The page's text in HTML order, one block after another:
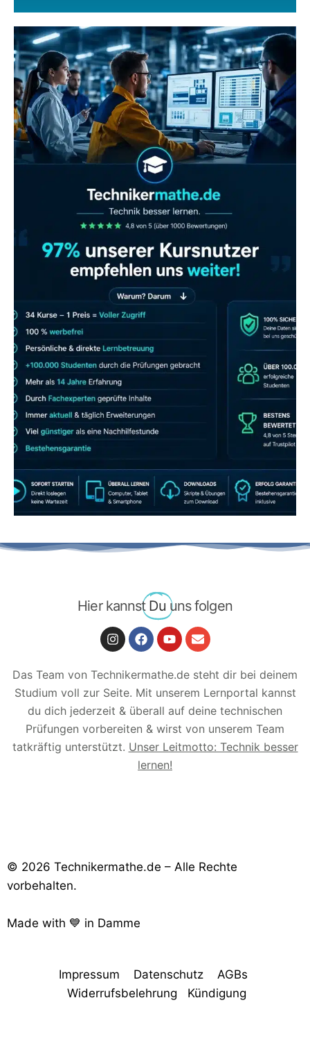
LERNEN
Hier kannst Du uns folgen
Das Team von Technikermathe.de steht dir bei deinem
Studium voll zur Seite. Mit unserem Lernportal kannst
du dich jederzeit & überall auf deine technischen
Prüfungen vorbereiten & wirst von unserem Team
tatkräftig unterstützt. Unser Leitmotto: Technik besser
lernen!
© 2026 Technikermathe.de – Alle Rechte
vorbehalten.
Made with 💙 in Damme
Impressum Datenschutz
AGBs
Widerrufsbelehrung
Kündigung